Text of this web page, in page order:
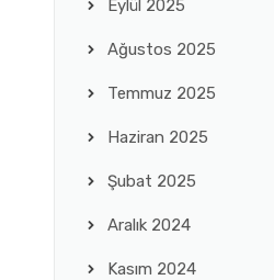
Eylül 2025
Ağustos 2025
Temmuz 2025
Haziran 2025
Şubat 2025
Aralık 2024
Kasım 2024